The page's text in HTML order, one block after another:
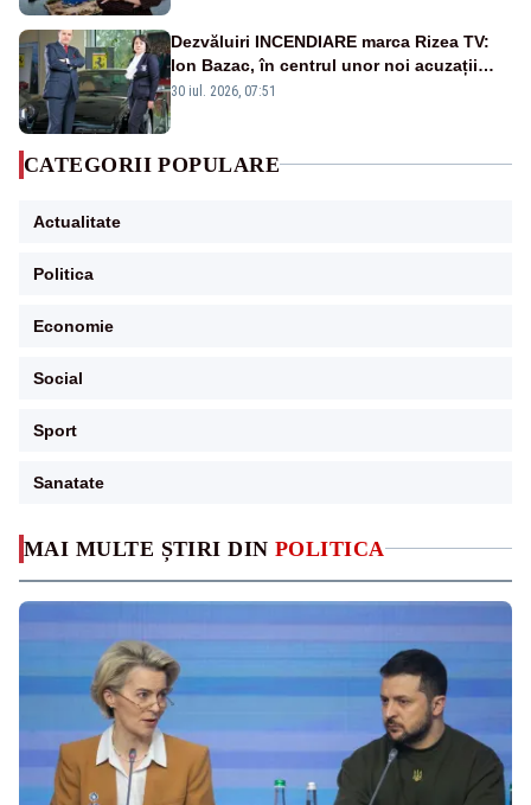
MAI MULTE ȘTIRI DIN POLITICA
Dezvăluiri INCENDIARE marca Rizea TV:
Ion Bazac, în centrul unor noi acuzații
publice
30 iul. 2026, 07:51
CATEGORII POPULARE
Actualitate
Politica
Economie
Social
Sport
Sanatate